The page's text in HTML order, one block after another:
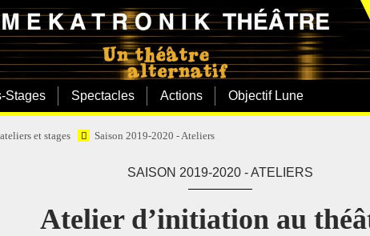
Stages Spectacles Actions Objectif Lune
et stages Saison 2019-2020 - Ateliers
SAISON 2019-2020 - ATELIERS
Atelier d’initiation au